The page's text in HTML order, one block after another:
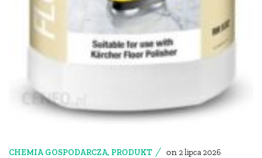
CHEMIA GOSPODARCZA, PRODUKT on2 lipca 2026